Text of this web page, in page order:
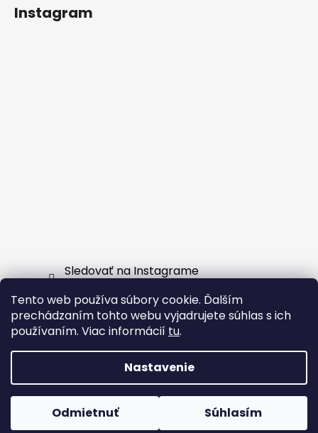
Tento web používa súbory cookie. Ďalším
prechádzaním tohto webu vyjadrujete súhlas s ich
používaním. Viac informácií tu.
Nastavenie
Odmietnuť Súhlasím
Instagram
Sledovať na Instagrame
Facebook
Vytvoril Shoptet
Copyright 2026EXTERNSHOP.SK. Všetky práva